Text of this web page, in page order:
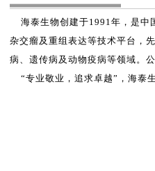
海泰生物创建于1991年，是中
杂交瘤及重组表达等技术平台，
病、遗传病及动物疫病等领域。
“专业敬业，追求卓越”，海泰